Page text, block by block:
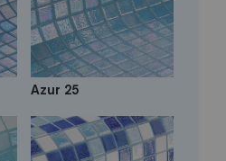
Azur 25